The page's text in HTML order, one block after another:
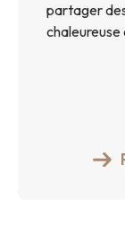
partager